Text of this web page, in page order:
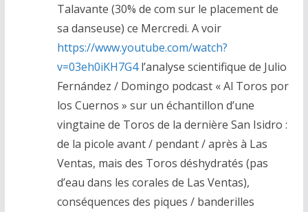
Talavante (30% de com sur le placement de
sa danseuse) ce Mercredi. A voir
https://www.youtube.com/watch?
v=03eh0iKH7G4l’analyse scientifique de Julio
Fernández / Domingo podcast « Al Toros por
los Cuernos » sur un échantillon d’une
vingtaine de Toros de la dernière San Isidro :
de la picole avant / pendant / après à Las
Ventas, mais des Toros déshydratés (pas
d’eau dans les corales de Las Ventas),
conséquences des piques / banderilles